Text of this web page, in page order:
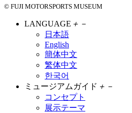
© FUJI MOTORSPORTS MUSEUM
LANGUAGE ＋ －
日本語
English
簡体中文
繁体中文
한국어
ミュージアムガイド ＋ －
コンセプト
展示テーマ